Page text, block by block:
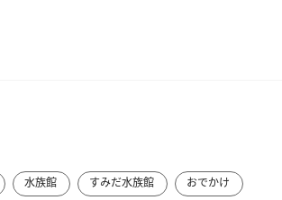
水族館 すみだ水族館
おでかけ